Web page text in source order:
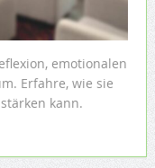
emotionalen
Erfahre, wie sie
kann.